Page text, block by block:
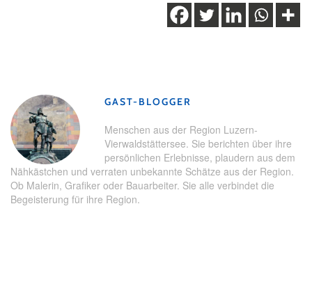
GAST-BLOGGER
Menschen aus der Region Luzern-
Vierwaldstättersee. Sie berichten über ihre
persönlichen Erlebnisse, plaudern aus dem
Nähkästchen und verraten unbekannte Schätze aus der Region.
Ob Malerin, Grafiker oder Bauarbeiter. Sie alle verbindet die
Begeisterung für ihre Region.